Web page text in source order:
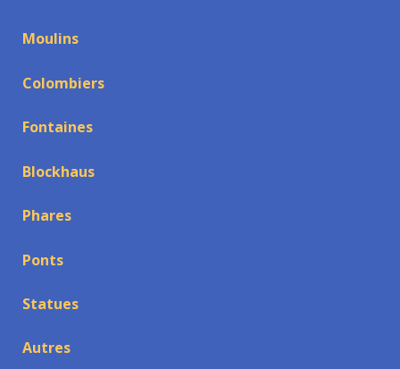
Moulins
Colombiers
Fontaines
Blockhaus
Phares
Ponts
Statues
Autres